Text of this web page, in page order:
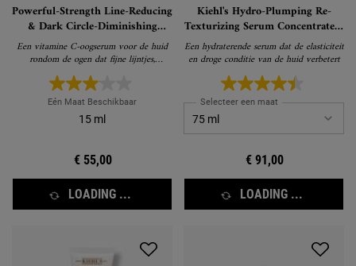
Powerful-Strength Line-Reducing
& Dark Circle-Diminishing
Vitamin C Eye Serum – Vitamine
C Oogserum
Een vitamine C-oogserum voor de huid
rondom de ogen dat fijne lijntjes,
kraaienpootjes en donkere kringen
zichtbaar vermindert.
Eén Maat Beschikbaar
15 ml
€ 55,00
LOADING ...
Kiehl's Hydro-Plumping Re-
Texturizing Serum Concentrate –
Hydraterend Gezichtsserum
Een hydraterende serum dat de elasticiteit
en droge conditie van de huid verbetert
Selecteer een maat
€ 91,00
LOADING ...